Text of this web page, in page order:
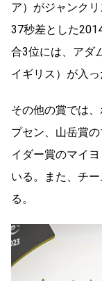
ア）がジャンク
37秒差とした
合3位には、アダ
イギリス）が入っ
その他の賞では
プセン、山岳賞
イダー賞のマイ
いる。また、チ
る。